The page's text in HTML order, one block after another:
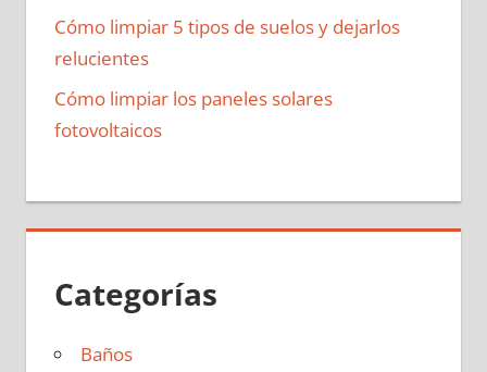
Cómo limpiar 5 tipos de suelos y dejarlos
relucientes
Cómo limpiar los paneles solares
fotovoltaicos
Categorías
Baños